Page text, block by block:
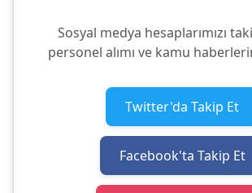
Sosyal medya hesaplarımızı
personel alımı ve kamu
Twitter'da Takip Et
Facebook'ta Takip Et